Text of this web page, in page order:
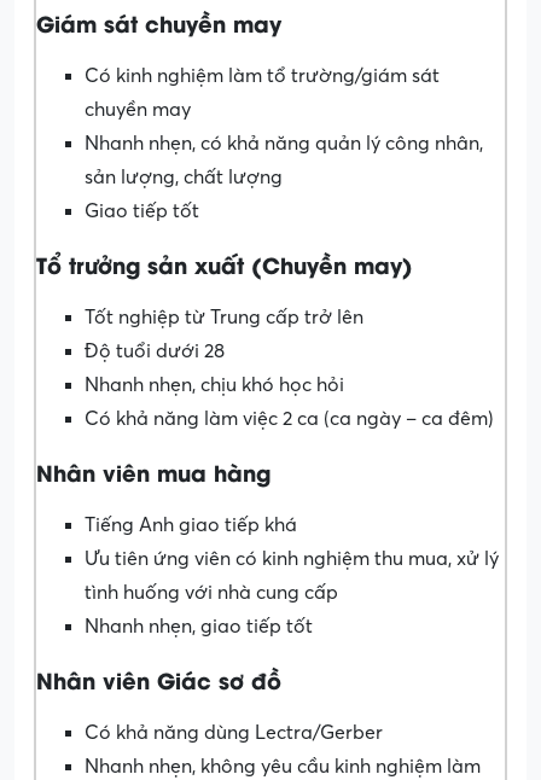
Giám sát chuyền may
Có kinh nghiệm làm tổ trường/giám sát
chuyền may
Nhanh nhẹn, có khả năng quản lý công nhân,
sản lượng, chất lượng
Giao tiếp tốt
Tổ trưởng sản xuất (Chuyền may)
Tốt nghiệp từ Trung cấp trở lên
Độ tuổi dưới 28
Nhanh nhẹn, chịu khó học hỏi
Có khả năng làm việc 2 ca (ca ngày – ca đêm)
Nhân viên mua hàng
Tiếng Anh giao tiếp khá
Ưu tiên ứng viên có kinh nghiệm thu mua, xử lý
tình huống với nhà cung cấp
Nhanh nhẹn, giao tiếp tốt
Nhân viên Giác sơ đồ
Có khả năng dùng Lectra/Gerber
Nhanh nhẹn, không yêu cầu kinh nghiệm làm